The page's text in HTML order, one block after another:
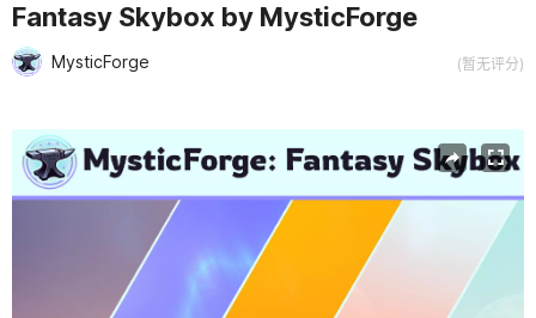
Fantasy Skybox by MysticForge
MysticForge (暂无评分)
当前幻灯片：1 / 20